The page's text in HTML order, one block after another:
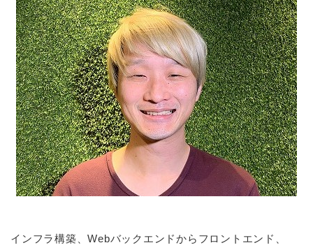
インフラ構築、Webバックエンドからフロントエンド、